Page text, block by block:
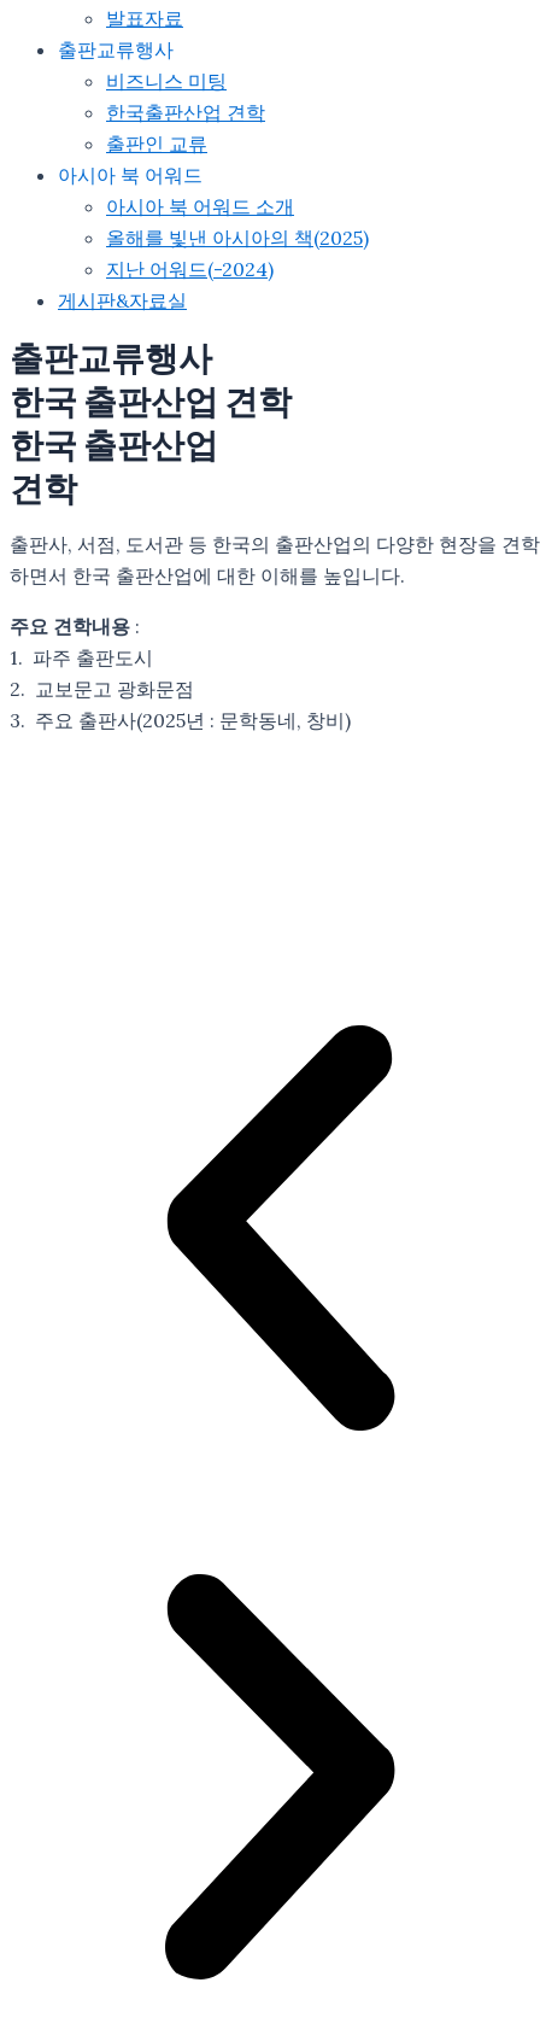
발표자료
출판교류행사
비즈니스 미팅
한국출판산업 견학
출판인 교류
아시아 북 어워드
아시아 북 어워드 소개
올해를 빛낸 아시아의 책(2025)
지난 어워드(-2024)
게시판&자료실
출판교류행사
한국 출판산업 견학
한국 출판산업
견학
출판사, 서점, 도서관 등 한국의 출판산업의 다양한 현장을 견학
하면서 한국 출판산업에 대한 이해를 높입니다.
주요 견학내용 :
1. 파주 출판도시
2. 교보문고 광화문점
3. 주요 출판사(2025년 : 문학동네, 창비)